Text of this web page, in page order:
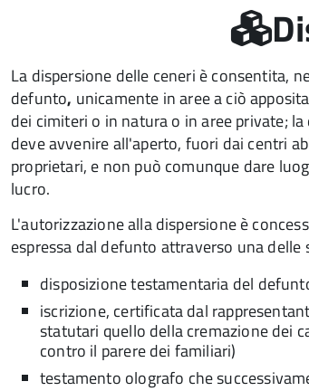
La dispersione delle ceneri è consentita,
defunto, unicamente in aree a ciò
dei cimiteri o in natura o in aree private;
deve avvenire all'aperto, fuori dai centri
proprietari, e non può comunque dare
lucro.
L'autorizzazione alla dispersione è
espressa dal defunto attraverso una delle
disposizione testamentaria del
iscrizione, certificata dal
statutari quello della cremazione dei
contro il parere dei familiari)
testamento olografo che